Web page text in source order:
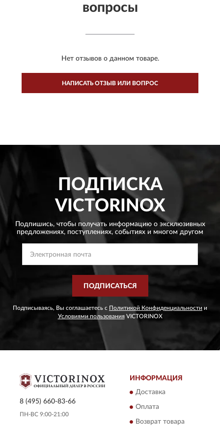
вопросы
Нет отзывов о данном товаре.
НАПИСАТЬ ОТЗЫВ ИЛИ ВОПРОС
ПОДПИСКА
VICTORINOX
Подпишись, чтобы получать информацию о эксклюзивных
предложениях, поступлениях, событиях и многом другом
ПОДПИСАТЬСЯ
Подписываясь, Вы соглашаетесь с Политикой Конфиденциальности и
Условиями пользованияVICTORINOX
8 (495) 660-83-66
ПН-ВС 9:00-21:00
ИНФОРМАЦИЯ
Доставка
Оплата
Возврат товара